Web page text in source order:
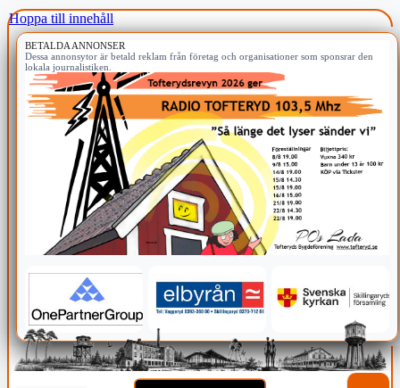
Hoppa till innehåll
BETALDA ANNONSER
Dessa annonsytor är betald reklam från företag och organisationer som sponsrar den
lokala journalistiken.